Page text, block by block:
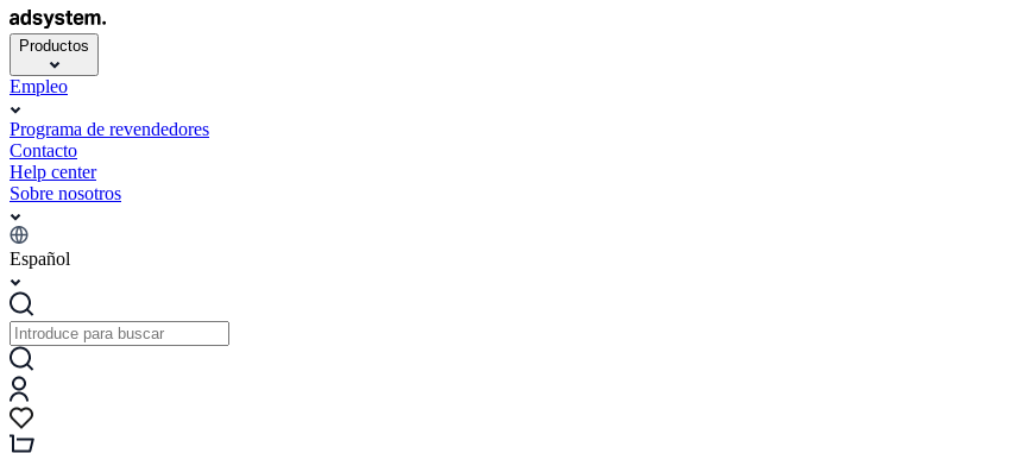
Productos
Empleo
Programa de revendedores
Contacto
Help center
Sobre nosotros
Español